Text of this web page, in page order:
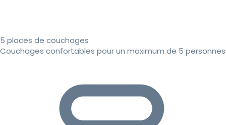
5 places de couchages
Couchages confortables pour un maximum de 5 personnes